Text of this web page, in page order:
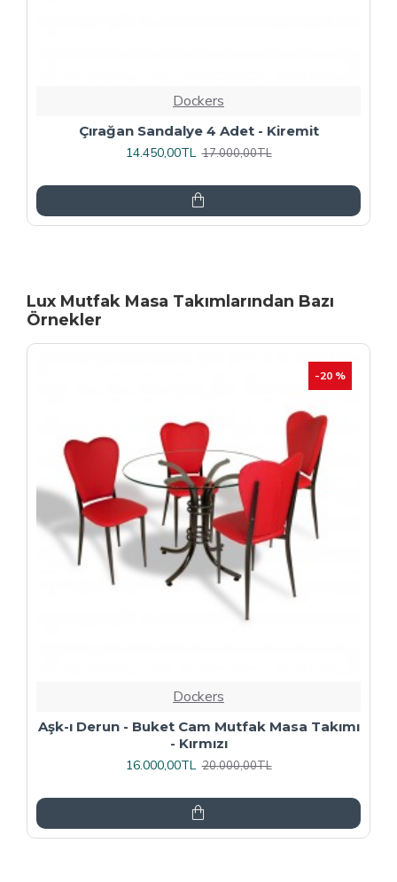
Dockers
Rozhet Sandalye (Kromnikel) (4 Adet
Fiyatıdır) - Kahve
Lux Mutfak Masa Takımlarından Bazı
Örnekler
-20 %
Dockers
Çipa Döküm Ayak - Play Polipropilen Masa
Takımı - 70x120 (Werzalit, Wermodin veya
Allzalit Tabla) - Afyon Mermer-Antrasit